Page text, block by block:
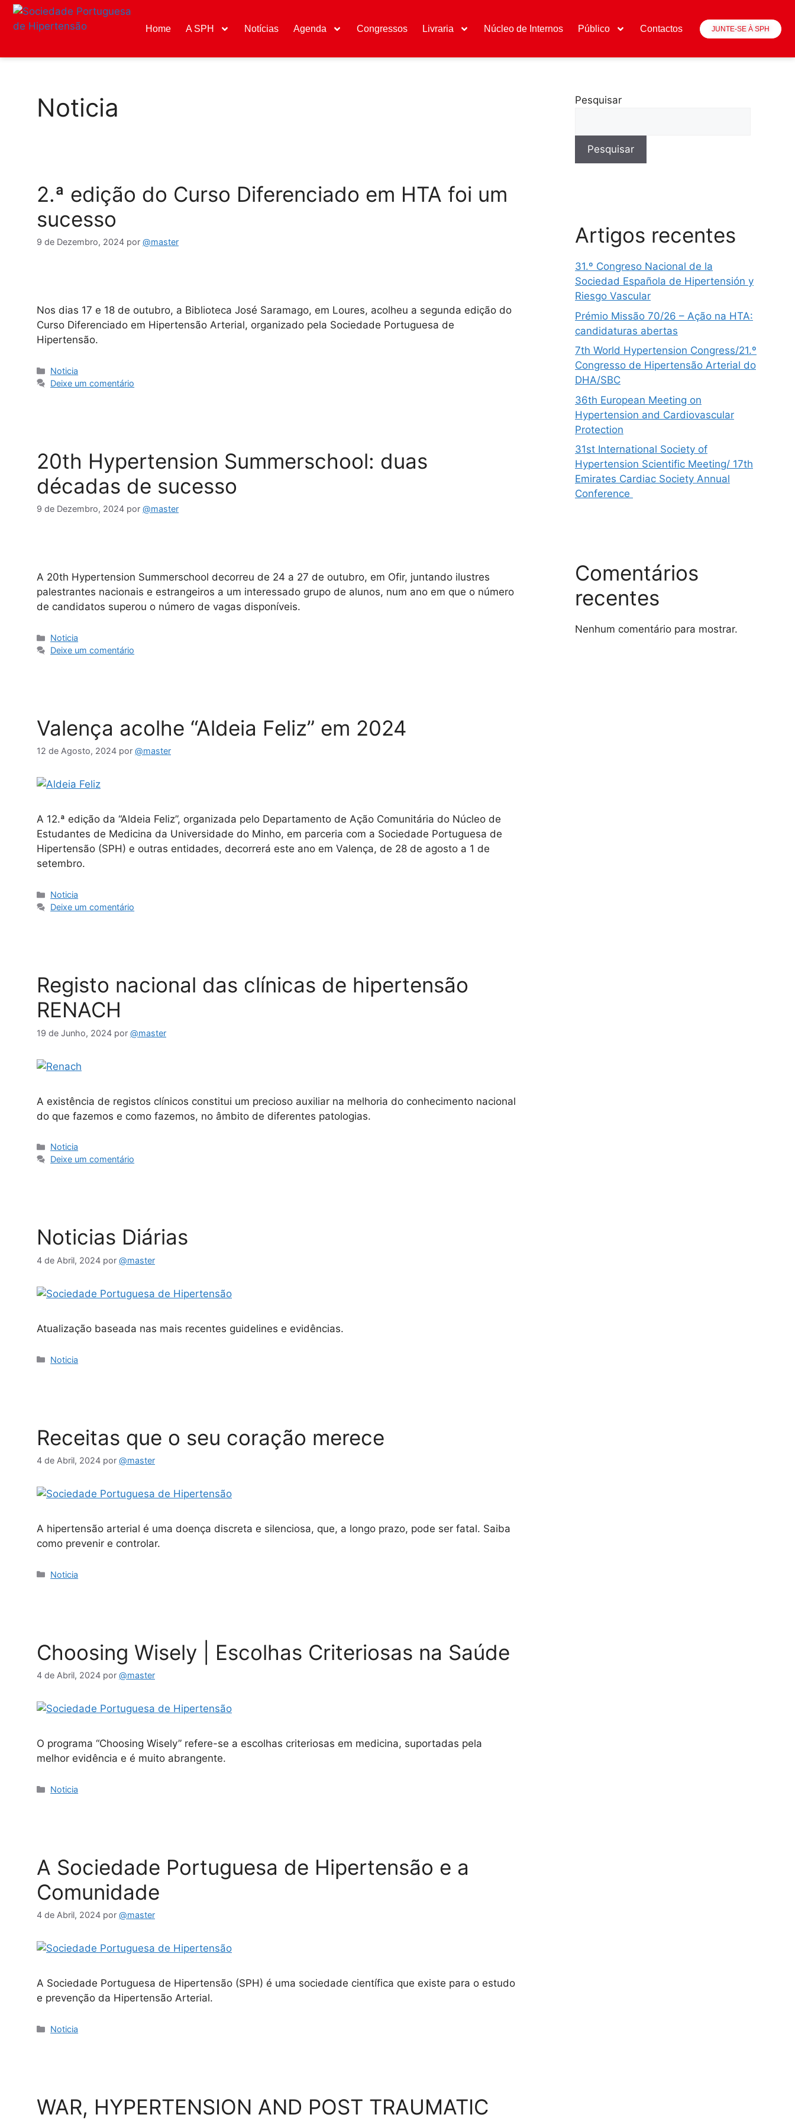
Home A SPH Notícias Agenda Congressos Livraria Núcleo de Internos Público Contactos JUNTE-SE À SPH
Noticia
2.ª edição do Curso Diferenciado em HTA foi um
sucesso
9 de Dezembro, 2024 por @master
Nos dias 17 e 18 de outubro, a Biblioteca José Saramago, em Loures, acolheu a segunda edição do
Curso Diferenciado em Hipertensão Arterial, organizado pela Sociedade Portuguesa de
Hipertensão.
Noticia
Deixe um comentário
20th Hypertension Summerschool: duas
décadas de sucesso
9 de Dezembro, 2024 por @master
A 20th Hypertension Summerschool decorreu de 24 a 27 de outubro, em Ofir, juntando ilustres
palestrantes nacionais e estrangeiros a um interessado grupo de alunos, num ano em que o número
de candidatos superou o número de vagas disponíveis.
Noticia
Deixe um comentário
Valença acolhe “Aldeia Feliz” em 2024
12 de Agosto, 2024 por @master
A 12.ª edição da “Aldeia Feliz”, organizada pelo Departamento de Ação Comunitária do Núcleo de
Estudantes de Medicina da Universidade do Minho, em parceria com a Sociedade Portuguesa de
Hipertensão (SPH) e outras entidades, decorrerá este ano em Valença, de 28 de agosto a 1 de
setembro.
Noticia
Deixe um comentário
Registo nacional das clínicas de hipertensão
RENACH
19 de Junho, 2024 por @master
A existência de registos clínicos constitui um precioso auxiliar na melhoria do conhecimento nacional
do que fazemos e como fazemos, no âmbito de diferentes patologias.
Noticia
Deixe um comentário
Noticias Diárias
4 de Abril, 2024 por @master
Atualização baseada nas mais recentes guidelines e evidências.
Noticia
Receitas que o seu coração merece
4 de Abril, 2024 por @master
A hipertensão arterial é uma doença discreta e silenciosa, que, a longo prazo, pode ser fatal. Saiba
como prevenir e controlar.
Noticia
Choosing Wisely | Escolhas Criteriosas na Saúde
4 de Abril, 2024 por @master
O programa “Choosing Wisely” refere-se a escolhas criteriosas em medicina, suportadas pela
melhor evidência e é muito abrangente.
Noticia
A Sociedade Portuguesa de Hipertensão e a
Comunidade
4 de Abril, 2024 por @master
A Sociedade Portuguesa de Hipertensão (SPH) é uma sociedade científica que existe para o estudo
e prevenção da Hipertensão Arterial.
Noticia
WAR, HYPERTENSION AND POST TRAUMATIC
Pesquisar
Pesquisar
Artigos recentes
31.º Congreso Nacional de la
Sociedad Española de Hipertensión y
Riesgo Vascular
Prémio Missão 70/26 – Ação na HTA:
candidaturas abertas
7th World Hypertension Congress/21.º
Congresso de Hipertensão Arterial do
DHA/SBC
36th European Meeting on
Hypertension and Cardiovascular
Protection
31st International Society of
Hypertension Scientific Meeting/ 17th
Emirates Cardiac Society Annual
Conference
Comentários
recentes
Nenhum comentário para mostrar.